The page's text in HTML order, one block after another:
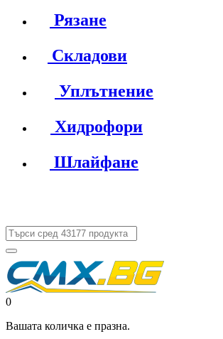
Рязане
Складови
Уплътнение
Хидрофори
Шлайфане
0
Вашата количка е празна.